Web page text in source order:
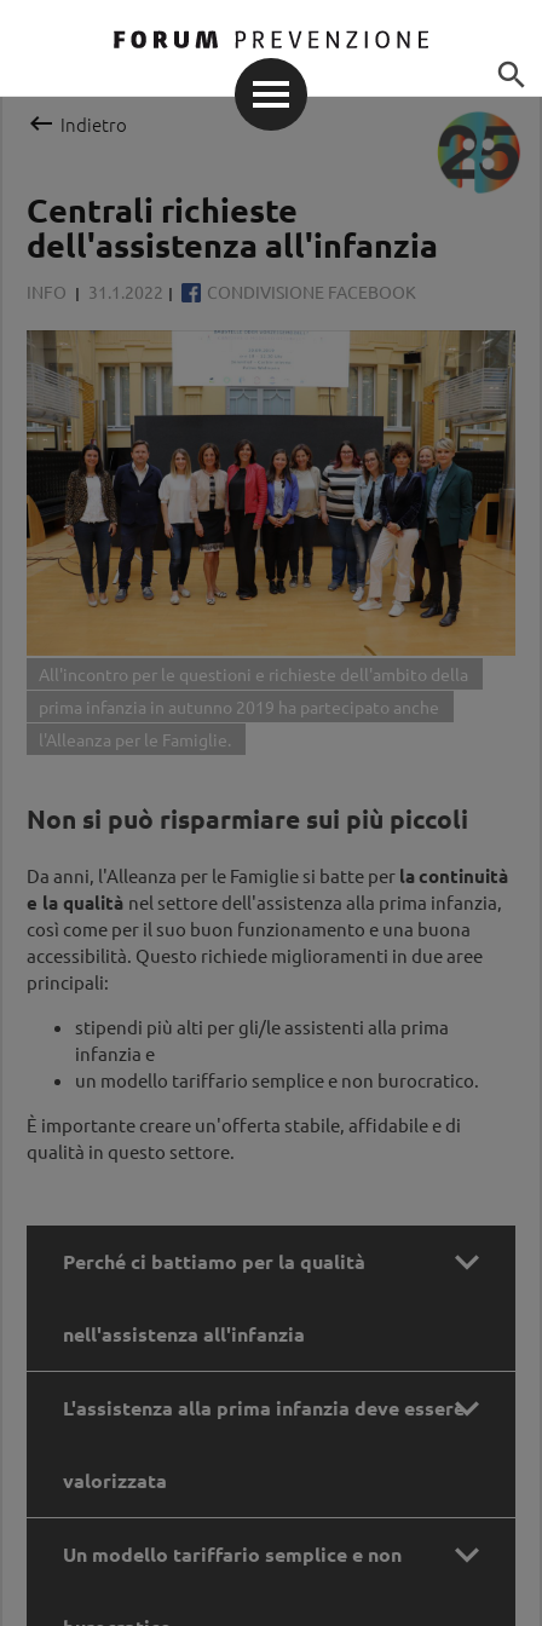

 Indietro
Centrali richieste
dell'assistenza all'infanzia
INFO 31.1.2022 CONDIVISIONE FACEBOOK
All'incontro per le questioni e richieste dell'ambito della
prima infanzia in autunno 2019 ha partecipato anche
l'Alleanza per le Famiglie.
Non si può risparmiare sui più piccoli
Da anni, l'Alleanza per le Famiglie si batte per lacontinuità
e la qualità nel settore dell'assistenza alla prima infanzia,
così come per il suo buon funzionamento e una buona
accessibilità. Questo richiede miglioramenti in due aree
principali:
stipendi più alti per gli/le assistenti alla prima
infanzia e
un modello tariffario semplice e non burocratico.
È importante creare un'offerta stabile, affidabile e di
qualità in questo settore.
Perché ci battiamo per la qualità
nell'assistenza all'infanzia

sollevate. In questo entrano in gioco le offerte
alla prima infanzia, offerte pomeridiane e
L'assistenza alla prima infanzia deve essere
valorizzata

Un modello tariffario semplice e non 